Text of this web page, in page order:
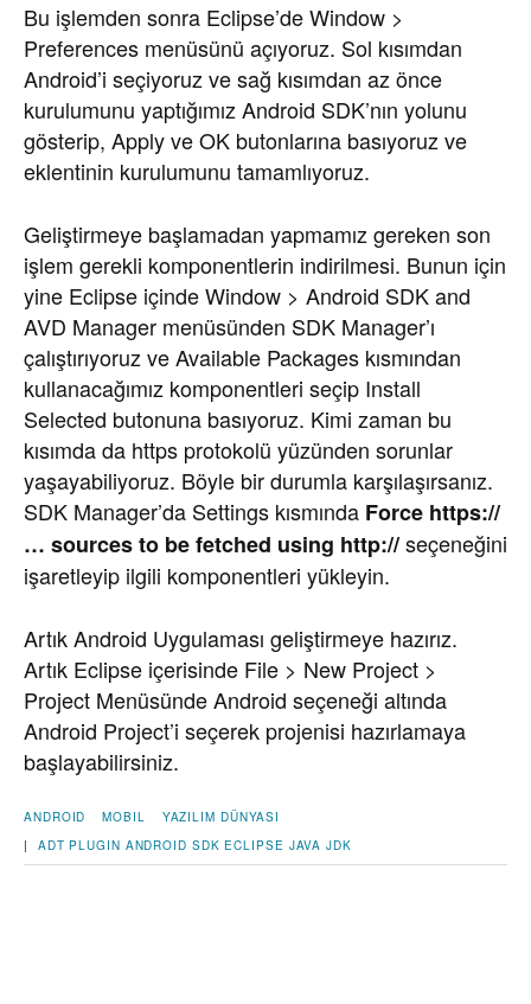
Bu işlemden sonra Eclipse’de Window >
Preferences menüsünü açıyoruz. Sol kısımdan
Android’i seçiyoruz ve sağ kısımdan az önce
kurulumunu yaptığımız Android SDK’nın yolunu
gösterip, Apply ve OK butonlarına basıyoruz ve
eklentinin kurulumunu tamamlıyoruz.
Geliştirmeye başlamadan yapmamız gereken son
işlem gerekli komponentlerin indirilmesi. Bunun için
yine Eclipse içinde Window > Android SDK and
AVD Manager menüsünden SDK Manager’ı
çalıştırıyoruz ve Available Packages kısmından
kullanacağımız komponentleri seçip Install
Selected butonuna basıyoruz. Kimi zaman bu
kısımda da https protokolü yüzünden sorunlar
yaşayabiliyoruz. Böyle bir durumla karşılaşırsanız.
SDK Manager’da Settings kısmında Force https://
… sources to be fetched using http://seçeneğini
işaretleyip ilgili komponentleri yükleyin.
Artık Android Uygulaması geliştirmeye hazırız.
Artık Eclipse içerisinde File > New Project >
Project Menüsünde Android seçeneği altında
Android Project’i seçerek projenisi hazırlamaya
başlayabilirsiniz.
ANDROID MOBIL
YAZILIM DÜNYASI
| ADT PLUGIN ANDROID SDK ECLIPSE JAVA JDK